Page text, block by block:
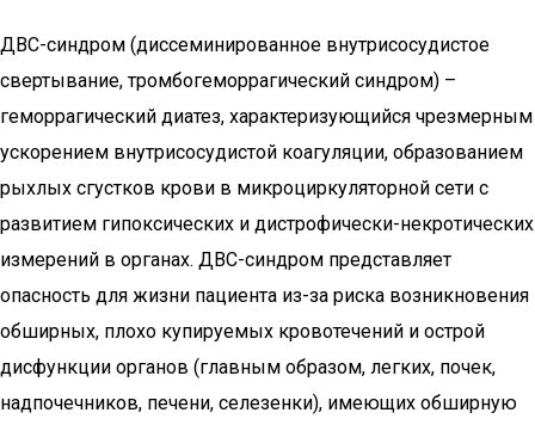
ДВС-синдром (диссеминированное внутрисосудистое
свертывание, тромбогеморрагический синдром) –
геморрагический диатез, характеризующийся чрезмерным
ускорением внутрисосудистой коагуляции, образованием
рыхлых сгустков крови в микроциркуляторной сети с
развитием гипоксических и дистрофически-некротических
измерений в органах. ДВС-синдром представляет
опасность для жизни пациента из-за риска возникновения
обширных, плохо купируемых кровотечений и острой
дисфункции органов (главным образом, легких, почек,
надпочечников, печени, селезенки), имеющих обширную